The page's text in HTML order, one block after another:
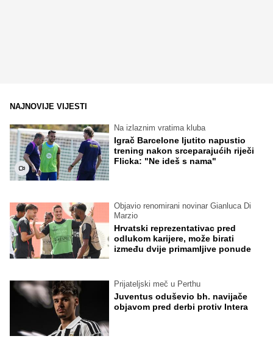
NAJNOVIJE VIJESTI
Na izlaznim vratima kluba
Igrač Barcelone ljutito napustio
trening nakon srceparajućih riječi
Flicka: "Ne ideš s nama"
Objavio renomirani novinar Gianluca Di
Marzio
Hrvatski reprezentativac pred
odlukom karijere, može birati
između dvije primamljive ponude
Prijateljski meč u Perthu
Juventus oduševio bh. navijače
objavom pred derbi protiv Intera